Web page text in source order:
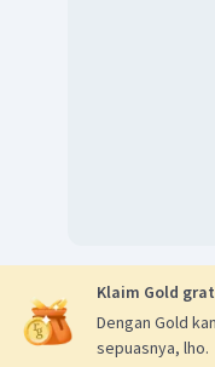
Klaim Gold
Dengan Gold
sepuasnya, lho.